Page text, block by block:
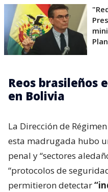
Reos brasileños
en Bolivia
La Dirección de
esta madrugada hubo
penal y “sectores
“protocolos de
permitieron detectar